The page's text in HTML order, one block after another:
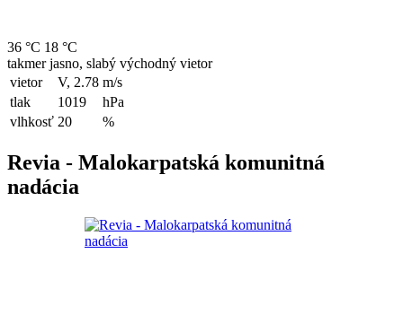
36 °C 18 °C
takmer jasno, slabý východný vietor
vietor
V, 2.78 m/s
tlak
1019
hPa
vlhkosť 20 %
Revia - Malokarpatská komunitná
nadácia